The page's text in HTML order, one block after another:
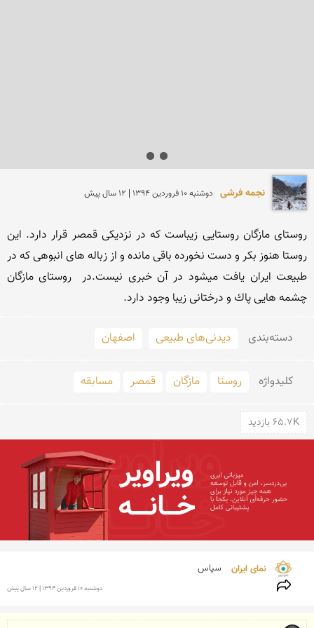
نجمه فرشی دوشنبه 10 فروردين 1394 | 12 سال پیش
چشمه هایی پاك و درختانی زیبا وجود دارد.
دسته‌بندی دیدنی‌های طبیعی اصفهان
کلید‌واژه روستا مازگان قمصر مسابقه
65.7K بازدید
نمای ایران سپاس
دوشنبه 10 فروردين 1394 | 12 سال پیش